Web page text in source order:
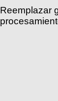
Reemplazar